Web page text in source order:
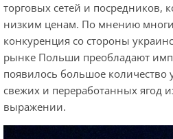
торговых сетей и посредников,
низким ценам. По мнению
конкуренция со стороны
рынке Польши преобладают
появилось большое количество
свежих и переработанных ягод
выражении.